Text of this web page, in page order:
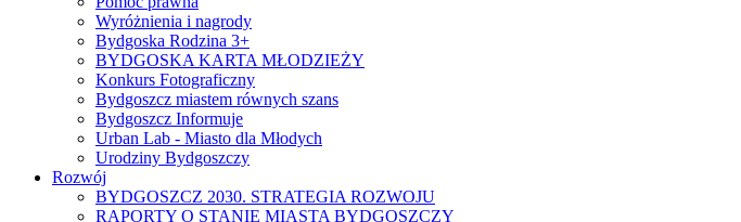
Wyróżnienia i nagrody
Bydgoska Rodzina 3+
BYDGOSKA KARTA MŁODZIEŻY
Konkurs Fotograficzny
Bydgoszcz miastem równych szans
Bydgoszcz Informuje
Urban Lab - Miasto dla Młodych
Urodziny Bydgoszczy
Rozwój
BYDGOSZCZ 2030. STRATEGIA ROZWOJU
RAPORTY O STANIE MIASTA BYDGOSZCZY